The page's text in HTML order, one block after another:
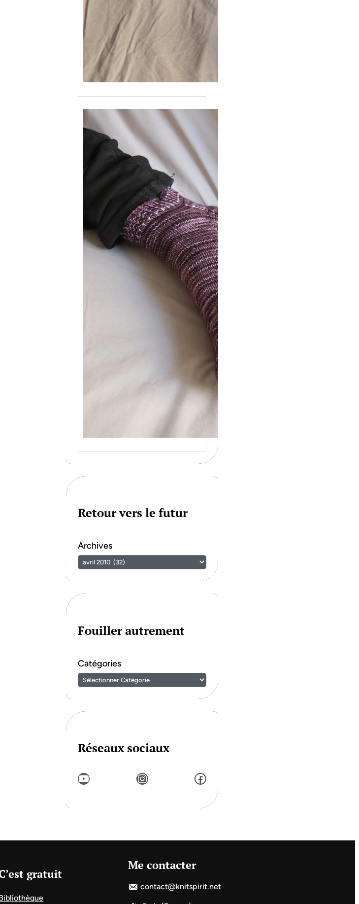
{Tricot} Le défi 2026
: Je tricote mes
socquettes
C’est la 4ème année
j’organise un défi de…
Retour vers le futur
Archives
Fouiller autrement
Catégories
Réseaux sociaux
YouTube Instagram Facebook
gratuit
Me contacter
contact@knitspirit.net